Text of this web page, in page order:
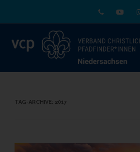
TAG-ARCHIVE: 2017